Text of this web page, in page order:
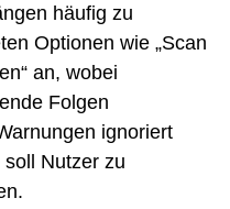
häufig zu
Optionen wie „Scan
an, wobei
Folgen
ignoriert
Nutzer zu